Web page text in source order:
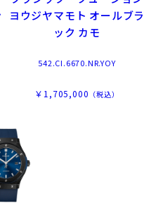
ヨウジヤマモト オールブラ
ック カモ
542.CI.6670.NR.YOY
￥1,705,000 （税込）